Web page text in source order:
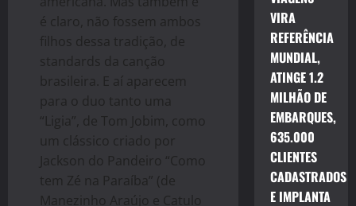
é claro, não fossem ambos
filhos dessa tradição, de
standards da canção
brasileira. E aí aparecem
para o duo tanto uma
“Ligia”, de Tom Jobim, como
um clássico criado por
Jackson do Pandeiro “Como
tem Zé na Paraíba” (de
Manezinho Araújo e Catulo
VIRA
REFERÊNCIA
MUNDIAL,
ATINGE 1.2
MILHÃO DE
EMBARQUES,
635.000
CLIENTES
CADASTRADOS
E IMPLANTA